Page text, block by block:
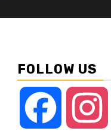
FOLLOW US
Facebook